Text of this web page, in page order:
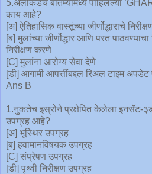
5.अलीकडेच बातम्यांमध्ये पाहिलेल्या
काय आहे?
[अ] ऐतिहासिक वास्तूंच्या जीर्णोद्धाराचे
[ब] मुलांच्या जीर्णोद्धार आणि परत
निरीक्षण करणे
[C] मुलांना आरोग्य सेवा देणे
[डी] आगामी आपत्तींबद्दल रिअल टाइम अपडेट
Ans B
1.नुकतेच इस्रोने प्रक्षेपित केलेला इनसॅट-
उपग्रह आहे?
[अ] भूस्थिर उपग्रह
[ब] हवामानविषयक उपग्रह
[C] संप्रेषण उपग्रह
[डी] पृथ्वी निरीक्षण उपग्रह